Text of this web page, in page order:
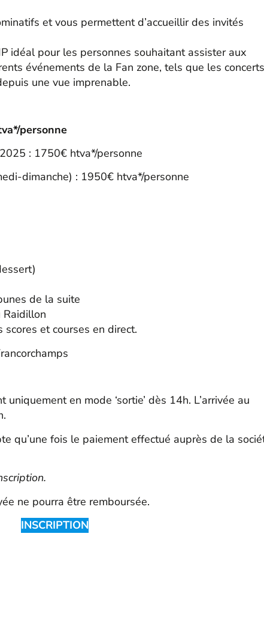
et vous permettent d’accueillir des invités
idéal pour les personnes souhaitant assister aux
événements de la Fan zone, tels que les concerts
une vue imprenable.
personne
: 1750€ htva*/personne
dimanche) : 1950€ htva*/personne
de la suite
Raidillon
et courses en direct.
uniquement en mode ‘sortie’ dès 14h. L’arrivée au
qu’une fois le paiement effectué auprès de la
ne pourra être remboursée.
INSCRIPTION